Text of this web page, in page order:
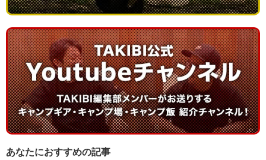
あなたにおすすめの記事